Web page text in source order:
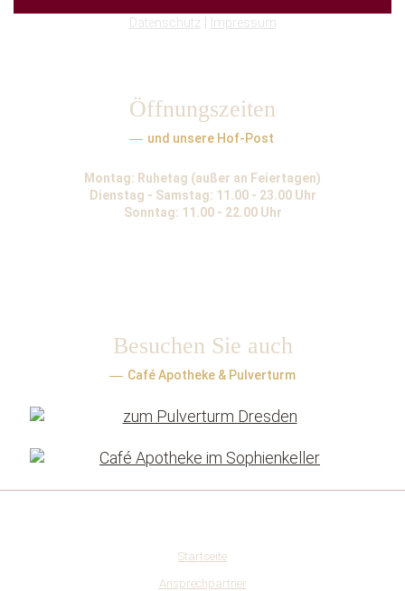
Datenschutz | Impressum
Öffnungszeiten
und unsere Hof-Post
Montag: Ruhetag (außer an Feiertagen)
Dienstag - Samstag: 11.00 - 23.00 Uhr
Sonntag: 11.00 - 22.00 Uhr
Besuchen Sie auch
Café Apotheke & Pulverturm
Startseite
Ansprechpartner